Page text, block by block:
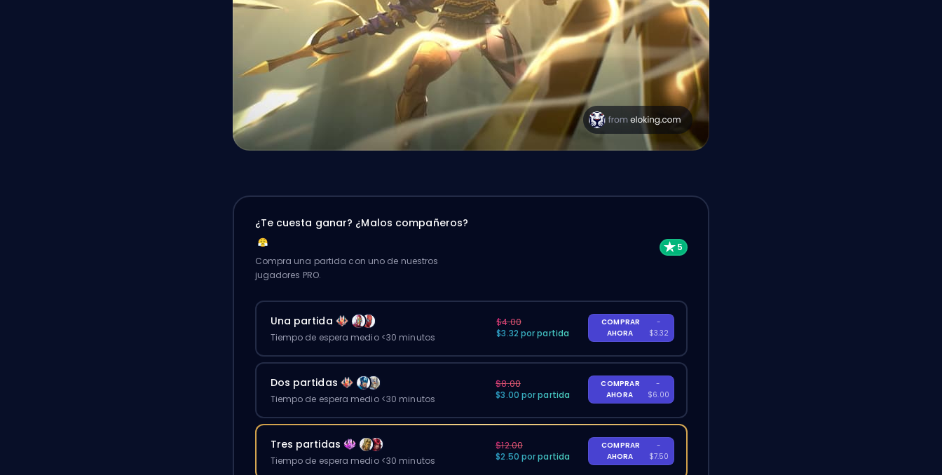
¿Te cuesta ganar? ¿Malos compañeros?
Compra una partida con uno de nuestros
jugadores PRO.
Una partida
Tiempo de espera medio <30 minutos
$4.00
$3.32 por partida
COMPRAR
AHORA
-
$3.32
Dos partidas
Tiempo de espera medio <30 minutos
$8.00
$3.00 por partida
COMPRAR
AHORA
-
$6.00
Tres partidas
Tiempo de espera medio <30 minutos
$12.00
$2.50 por partida
COMPRAR
AHORA
-
$7.50